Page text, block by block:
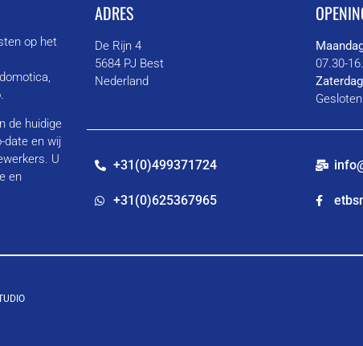
op het
de huidige
date en wij
U
en
ADRES
De Rijn 4
5684 PJ Best
Nederland
07.30-
Gesloten
+31(0)499371724
+31(0)625367965